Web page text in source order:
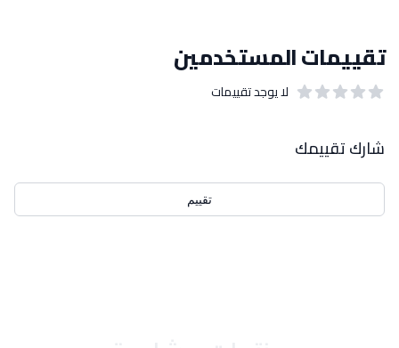
تقييمات المستخدمين
لا يوجد تقييمات
شارك تقييمك
تقييم